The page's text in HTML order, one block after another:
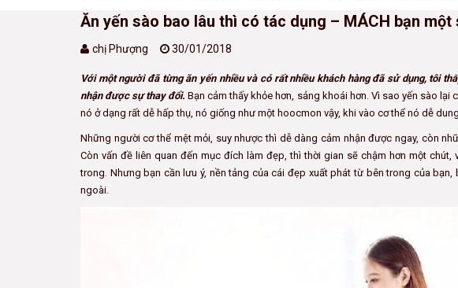
Ăn yến sào bao lâu thì có tác dụng – MÁCH bạn
chị Phượng 30/01/2018
Với một người đã từng ăn yến nhiều và có rất nhiều khách hàng đã sử dụng, tôi
nhận được sự thay đổi. Bạn cảm thấy khỏe hơn, sảng khoái hơn. Vì sao yến sào
nó ở dạng rất dễ hấp thụ, nó giống như một hoocmon vậy, khi vào cơ thể nó dễ
Những người cơ thể mệt mỏi, suy nhược thì dễ dàng cảm nhận được ngay, còn
Còn vấn đề liên quan đến mục đích làm đẹp, thì thời gian sẽ chậm hơn một
trong. Nhưng bạn cần lưu ý, nền tảng của cái đẹp xuất phát từ bên trong của
ngoài.